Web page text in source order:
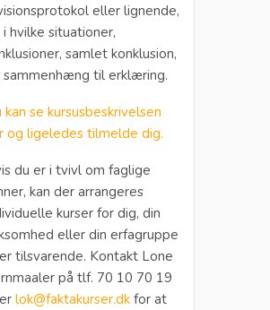
eller lignende,
hvilke situationer,
samlet konklusion,
sammenhæng til erklæring.
kan se kursusbeskrivelsen
og ligeledes tilmelde dig.
du er i tvivl om faglige
kan der arrangeres
kurser for dig, din
eller din erfagruppe
tilsvarende. Kontakt Lone
på tlf. 70 10 70 19
lok@faktakurser.dk for at